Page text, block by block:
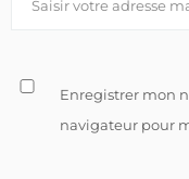
Enregistrer mon
navigateur pour